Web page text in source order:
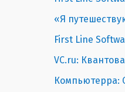
«Я
First Line
VC.ru:
Компьютерра: